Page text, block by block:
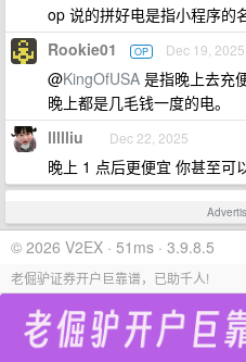
op 说的拼好电是指小程序的
Rookie01 OP Dec 19, 2025
@KingOfUSA 是指晚上去充
晚上都是几毛钱一度的电。
llllliu Dec 22, 2025
晚上 1 点后更便宜 你甚至可
© 2026 V2EX · 51ms · 3.9.8.5
老倔驴证券开户巨靠谱，已助千人!